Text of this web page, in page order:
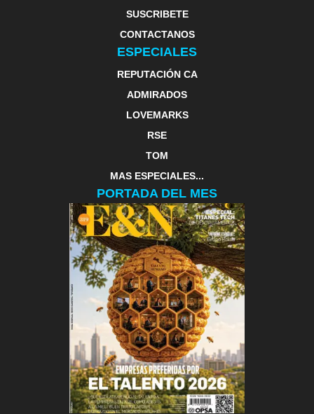
SUSCRIBETE
CONTACTANOS
ESPECIALES
REPUTACIÓN CA
ADMIRADOS
LOVEMARKS
RSE
TOM
MAS ESPECIALES...
PORTADA DEL MES